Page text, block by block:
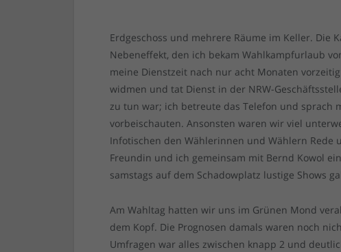
Erdgeschoss und mehrere Räume im Keller.
Nebeneffekt, den ich bekam Wahlkampfurlaub
meine Dienstzeit nach nur acht Monaten
widmen und tat Dienst in der NRW-
zu tun war; ich betreute das Telefon und sprach
vorbeischauten. Ansonsten waren wir viel
Infotischen den Wählerinnen und Wählern Rede
Freundin und ich gemeinsam mit Bernd Kowol
samstags auf dem Schadowplatz lustige Shows
Am Wahltag hatten wir uns im Grünen Mond
dem Kopf. Die Prognosen damals waren noch
Umfragen war alles zwischen knapp 2 und